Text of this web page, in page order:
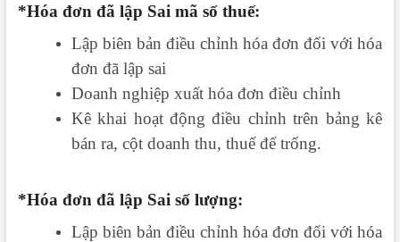
*Hóa đơn đã lập Sai mã số thuế:
Lập biên bản điều chỉnh hóa đơn đối với hóa
đơn đã lập sai
Doanh nghiệp xuất hóa đơn điều chỉnh
Kê khai hoạt động điều chỉnh trên bảng kê
bán ra, cột doanh thu, thuế để trống.
*Hóa đơn đã lập Sai số lượng:
Lập biên bản điều chỉnh hóa đơn đối với hóa